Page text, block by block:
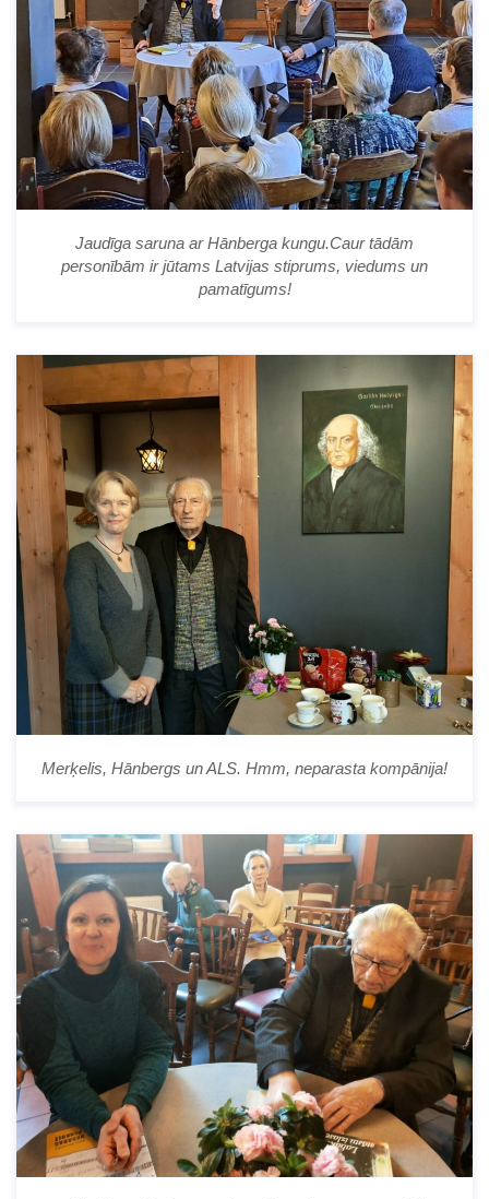
Jaudīga saruna ar Hānberga kungu.Caur tādām
personībām ir jūtams Latvijas stiprums, viedums un
pamatīgums!
Merķelis, Hānbergs un ALS. Hmm, neparasta kompānija!